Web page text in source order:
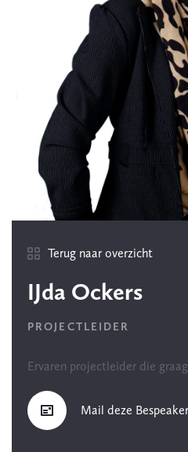
Terug naar overzicht
IJda Ockers
PROJECTLEIDER
Ervaren projectleider die
Mail deze Bespeaker